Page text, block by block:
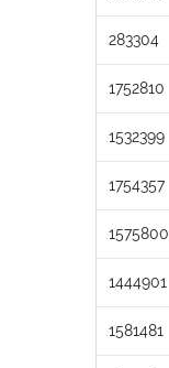
283304
1752810
1532399
1754357
1575800
1444901
1581481